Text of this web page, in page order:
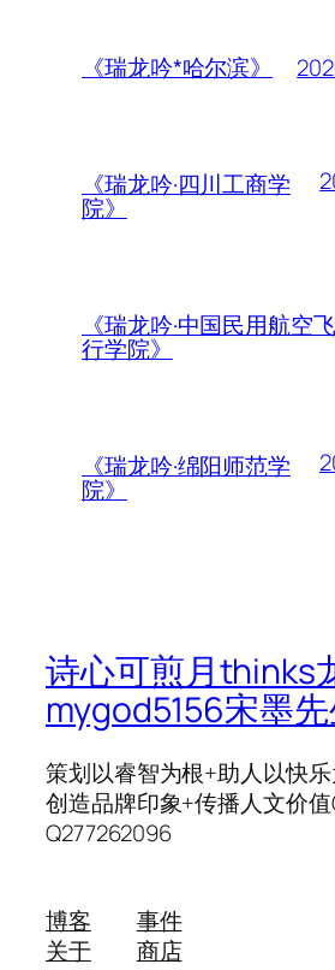
《瑞龙吟*哈尔滨》
《瑞龙吟·四川工商学
院》
《瑞龙吟·中国民用航空飞
行学院》
《瑞龙吟·绵阳师范学
院》
诗心可煎月thinks
mygod5156宋墨
策划以睿智为根+助人以快
创造品牌印象+传播人文价
Q277262096
博客
关于
事件
商店